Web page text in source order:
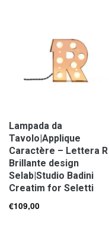
Lampada da
Tavolo|Applique
Caractère – Lettera
Brillante design
Selab|Studio Badini
Creatim for Seletti
€109,00